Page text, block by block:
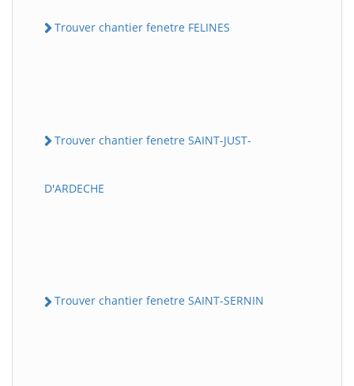
Trouver chantier fenetre FELINES
Trouver chantier fenetre SAINT-JUST-
D'ARDECHE
Trouver chantier fenetre SAINT-SERNIN